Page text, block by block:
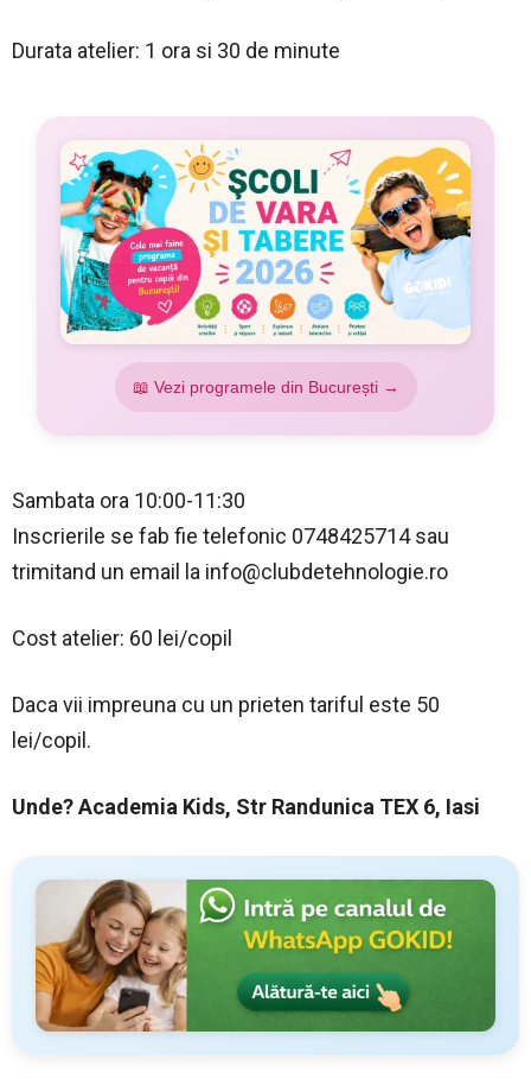
Durata atelier: 1 ora si 30 de minute
📖 Vezi programele din București →
Sambata ora 10:00-11:30
Inscrierile se fab fie telefonic 0748425714 sau
trimitand un email la info@clubdetehnologie.ro
Cost atelier: 60 lei/copil
Daca vii impreuna cu un prieten tariful este 50
lei/copil.
Unde? Academia Kids, Str Randunica TEX 6, Iasi